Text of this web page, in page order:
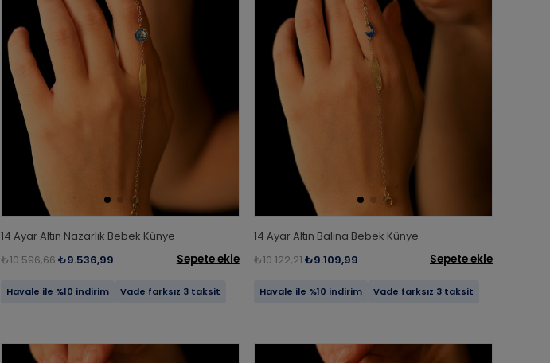
14 Ayar Altın Nazarlık Bebek Künye
₺10.596,66₺9.536,99 Sepete ekle
Havale ile %10 indirim Vade farksız 3 taksit
14 Ayar Altın Balina Bebek Künye
₺10.122,21₺9.109,99 Sepete ekle
Havale ile %10 indirim Vade farksız 3 taksit